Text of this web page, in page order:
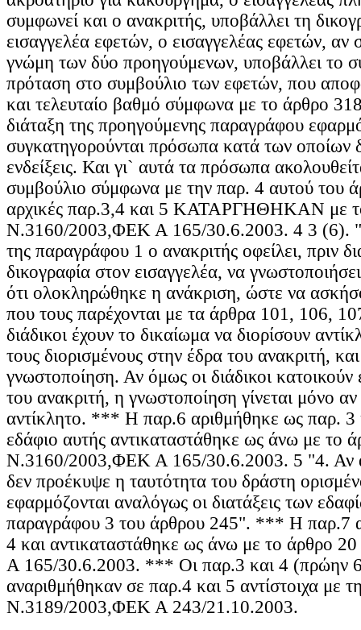
συμφωνεί και ο ανακριτής, υποβάλλει τη
εισαγγελέα εφετών, ο εισαγγελέας εφετών, αν
γνώμη των δύο προηγούμενων, υποβάλλει το
πρόταση στο συμβούλιο των εφετών, που
και τελευταίο βαθμό σύμφωνα με το άρθρο
διάταξη της προηγούμενης παραγράφου
συγκατηγορούνται πρόσωπα κατά των οποίων
ενδείξεις. Και γι` αυτά τα πρόσωπα
συμβούλιο σύμφωνα με την παρ. 4 αυτού του
αρχικές παρ.3,4 και 5 ΚΑΤΑΡΓΗΘΗΚΑΝ με
Ν.3160/2003,ΦΕΚ Α 165/30.6.2003. 4 3 (6).
της παραγράφου 1 ο ανακριτής οφείλει, πριν
δικογραφία στον εισαγγελέα, να
ότι ολοκληρώθηκε η ανάκριση, ώστε να
που τους παρέχονται με τα άρθρα 101, 106,
διάδικοι έχουν το δικαίωμα να διορίσουν
τους διορισμένους στην έδρα του ανακριτή,
γνωστοποίηση. Αν όμως οι διάδικοι
του ανακριτή, η γνωστοποίηση γίνεται μόνο αν
αντίκλητο. *** Η παρ.6 αριθμήθηκε ως παρ. 3
εδάφιο αυτής αντικαταστάθηκε ως άνω με το
Ν.3160/2003,ΦΕΚ Α 165/30.6.2003. 5 "4. Αν
δεν προέκυψε η ταυτότητα του δράστη
εφαρμόζονται αναλόγως οι διατάξεις των
παραγράφου 3 του άρθρου 245". *** Η παρ.7
4 και αντικαταστάθηκε ως άνω με το άρθρο
Α 165/30.6.2003. *** Οι παρ.3 και 4 (πρώην
αναριθμήθηκαν σε παρ.4 και 5 αντίστοιχα με
Ν.3189/2003,ΦΕΚ Α 243/21.10.2003.